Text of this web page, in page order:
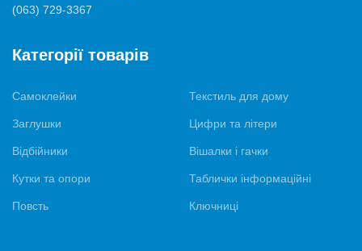
(063) 729-3367
Категорії товарів
Самоклейки
Заглушки
Відбійники
Кутки та опори
Повсть
Текстиль для дому
Цифри та літери
Вішалки і гачки
Таблички інформаційні
Ключниці